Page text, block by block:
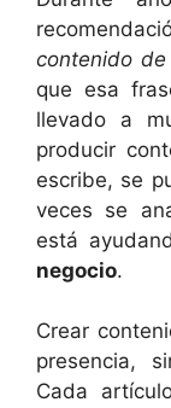
contenido de
que esa
llevado a
producir
escribe, se
veces se
está
negocio.
Crear
presencia,
Cada